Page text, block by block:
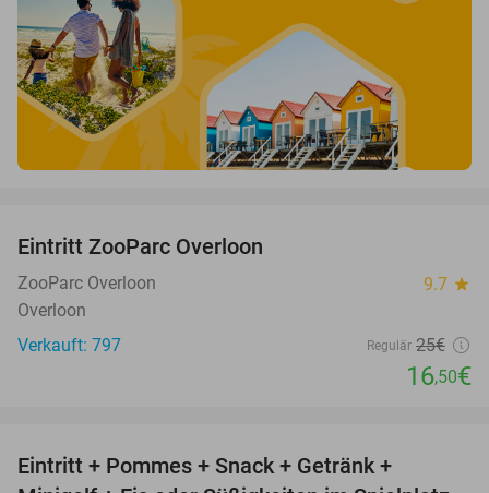
Eintritt ZooParc Overloon
ZooParc Overloon 9.7 star
Overloon
Verkauft: 797
Regulär 25€
16,50€
Eintritt + Pommes + Snack + Getränk +